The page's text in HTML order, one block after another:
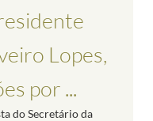
Lopes,
por ...
do Secretário da